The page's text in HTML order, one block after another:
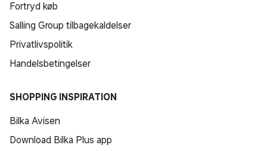
Fortryd køb
Salling Group tilbagekaldelser
Privatlivspolitik
Handelsbetingelser
SHOPPING INSPIRATION
Bilka Avisen
Download Bilka Plus app